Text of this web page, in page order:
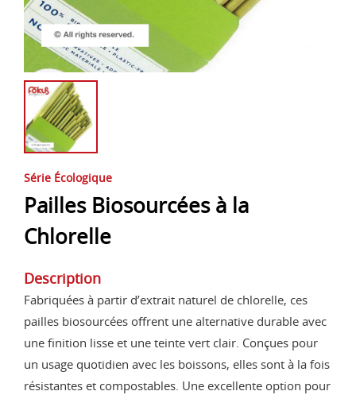
Série Écologique
Pailles Biosourcées à la
Chlorelle
Description
Fabriquées à partir d’extrait naturel de chlorelle, ces
pailles biosourcées offrent une alternative durable avec
une finition lisse et une teinte vert clair. Conçues pour
un usage quotidien avec les boissons, elles sont à la fois
résistantes et compostables. Une excellente option pour